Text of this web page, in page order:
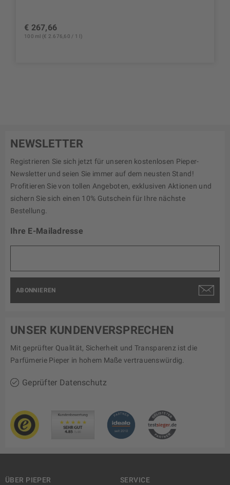
€ 267,66
100 ml (€ 2.676,60 / 1 l)
NEWSLETTER
Registrieren Sie sich jetzt für unseren kostenlosen Pieper-
Newsletter und seien Sie immer auf dem neusten Stand!
Profitieren Sie von tollen Angeboten, exklusiven Aktionen und
sichern Sie sich einen 10% Gutschein für Ihre nächste
Bestellung.
Ihre E-Mailadresse
ABONNIEREN
UNSER KUNDENVERSPRECHEN
Mit geprüfter Qualität, Sicherheit und Transparenz ist die
Parfümerie Pieper in hohem Maße vertrauenswürdig.
Geprüfter Datenschutz
ÜBER PIEPER
SERVICE